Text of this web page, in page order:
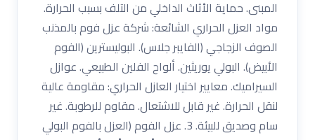
المبنى. حماية الأثاث الداخلي من التلف بسبب الحرارة.
مواد العزل الحراري الشائعة: شركة عزل فوم بالمذنب
الصوف الزجاجي (الفايبر جلاس). البوليسترين (الفوم
الأبيض). البولي يوريثين. ألواح الفلين الطبيعي. عوازل
السيراميك. معايير اختيار العازل الحراري: مقاومة عالية
لنقل الحرارة. غير قابل للاشتعال. مقاوم للرطوبة. غير
سام وصديق للبيئة. 3. عزل الفوم (العزل بالفوم البولي